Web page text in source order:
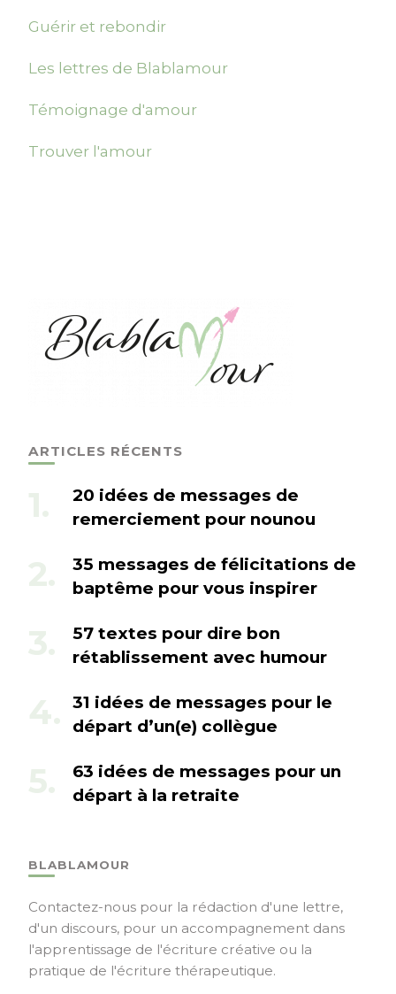
Guérir et rebondir
Les lettres de Blablamour
Témoignage d'amour
Trouver l'amour
ARTICLES RÉCENTS
20 idées de messages de
remerciement pour nounou
35 messages de félicitations de
baptême pour vous inspirer
57 textes pour dire bon
rétablissement avec humour
31 idées de messages pour le
départ d’un(e) collègue
63 idées de messages pour un
départ à la retraite
BLABLAMOUR
Contactez-nous pour la rédaction d'une lettre,
d'un discours, pour un accompagnement dans
l'apprentissage de l'écriture créative ou la
pratique de l'écriture thérapeutique.